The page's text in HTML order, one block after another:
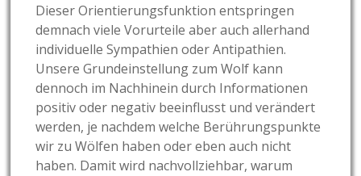
Dieser Orientierungsfunktion entspringen
demnach viele Vorurteile aber auch allerhand
individuelle Sympathien oder Antipathien.
Unsere Grundeinstellung zum Wolf kann
dennoch im Nachhinein durch Informationen
positiv oder negativ beeinflusst und verändert
werden, je nachdem welche Berührungspunkte
wir zu Wölfen haben oder eben auch nicht
haben. Damit wird nachvollziehbar, warum